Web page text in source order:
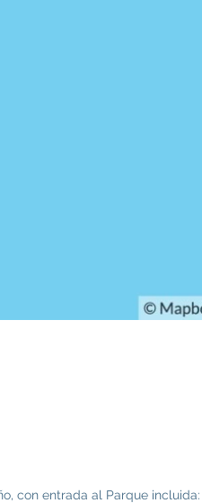
con entrada al Parque